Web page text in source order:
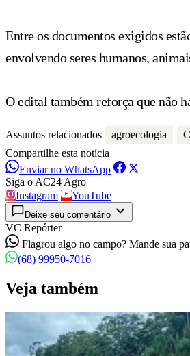
Entre os documentos exigidos
envolvendo seres humanos,
O edital também reforça que não
Assuntos relacionados agroecologia
Compartilhe esta notícia
Enviar no WhatsApp
Siga o AC24 Agro
Instagram
YouTube
Deixe seu comentário
VC Repórter
Flagrou algo no campo? Mande sua
(68) 99950-7016
Veja também